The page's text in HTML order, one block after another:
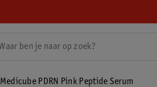
Medicube PDRN Pink Peptide Serum